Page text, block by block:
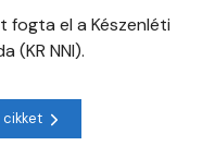
fogta el a Készenléti
(KR NNI).
cikket